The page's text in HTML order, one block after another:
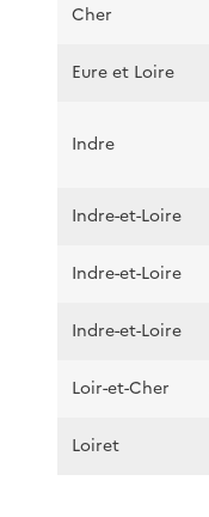
Cher
Eure et Loire
Indre
Indre-et-Loire
Indre-et-Loire
Indre-et-Loire
Loir-et-Cher
Loiret